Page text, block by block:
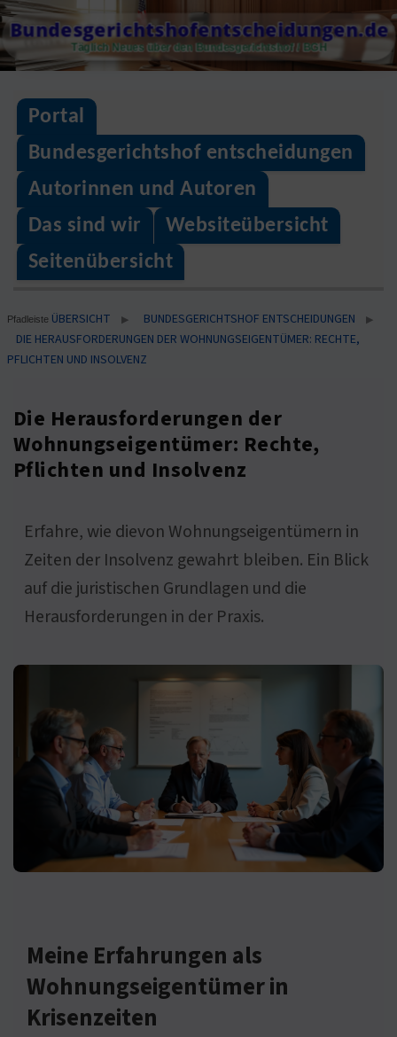
Skip
to
content
Bundesgerichtshofentscheidungen.de
Täglich Neues über den Bundesgerichtshof / BGH
Portal
Bundesgerichtshof entscheidungen
Autorinnen und Autoren
Das sind wir
Websiteübersicht
Seitenübersicht
Pfadleiste ÜBERSICHT ▶ BUNDESGERICHTSHOF ENTSCHEIDUNGEN ▶
DIE HERAUSFORDERUNGEN DER WOHNUNGSEIGENTÜMER: RECHTE,
PFLICHTEN UND INSOLVENZ
Die Herausforderungen der
Wohnungseigentümer: Rechte,
Pflichten und Insolvenz
Erfahre, wie dievon Wohnungseigentümern in
Zeiten der Insolvenz gewahrt bleiben. Ein Blick
auf die juristischen Grundlagen und die
Herausforderungen in der Praxis.
Meine Erfahrungen als
Wohnungseigentümer in
Krisenzeiten